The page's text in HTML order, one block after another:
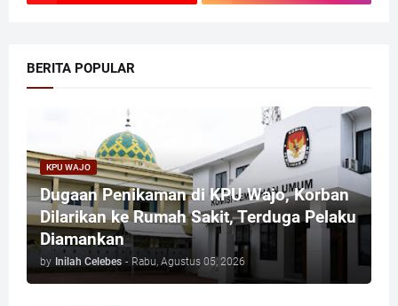
BERITA POPULAR
KPU WAJO
Dugaan Penikaman di KPU Wajo, Korban
Dilarikan ke Rumah Sakit, Terduga Pelaku
Diamankan
by Inilah Celebes - Rabu, Agustus 05, 2026